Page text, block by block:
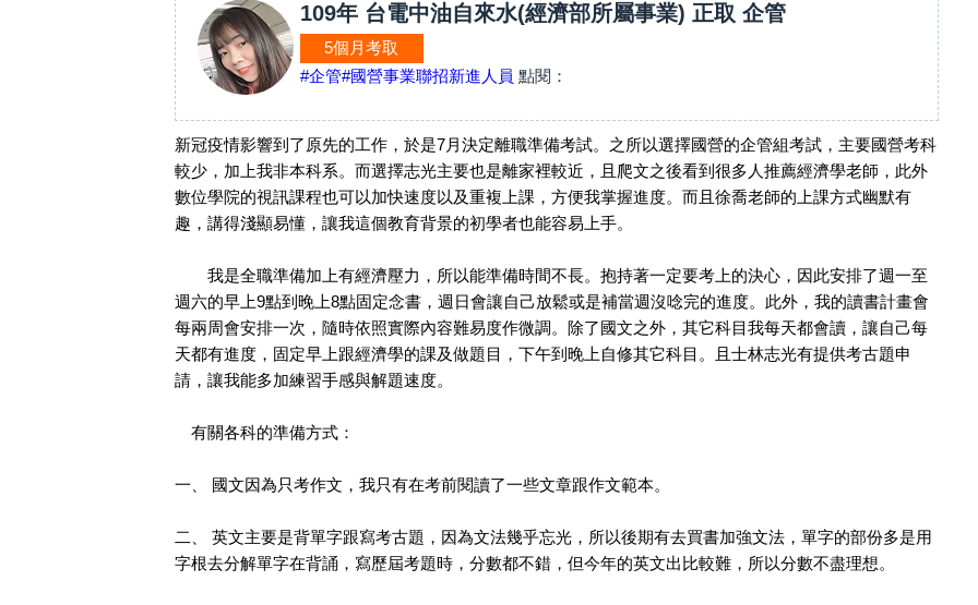
109年 台電中油自來水(經濟部所屬事業) 正取 企管
5個月考取
#企管#國營事業聯招新進人員 點閱：
新冠疫情影響到了原先的工作，於是7月決定離職準備考試。之所以選擇國營的企管組考試，主要國營考科
較少，加上我非本科系。而選擇志光主要也是離家裡較近，且爬文之後看到很多人推薦經濟學老師，此外
數位學院的視訊課程也可以加快速度以及重複上課，方便我掌握進度。而且徐喬老師的上課方式幽默有
趣，講得淺顯易懂，讓我這個教育背景的初學者也能容易上手。
我是全職準備加上有經濟壓力，所以能準備時間不長。抱持著一定要考上的決心，因此安排了週一至
週六的早上9點到晚上8點固定念書，週日會讓自己放鬆或是補當週沒唸完的進度。此外，我的讀書計畫會
每兩周會安排一次，隨時依照實際內容難易度作微調。除了國文之外，其它科目我每天都會讀，讓自己每
天都有進度，固定早上跟經濟學的課及做題目，下午到晚上自修其它科目。且士林志光有提供考古題申
請，讓我能多加練習手感與解題速度。
有關各科的準備方式：
一、 國文因為只考作文，我只有在考前閱讀了一些文章跟作文範本。
二、 英文主要是背單字跟寫考古題，因為文法幾乎忘光，所以後期有去買書加強文法，單字的部份多是用
字根去分解單字在背誦，寫歷屆考題時，分數都不錯，但今年的英文出比較難，所以分數不盡理想。